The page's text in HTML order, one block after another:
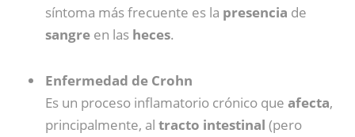
síntoma más frecuente es la presencia de
sangre en las heces.
Enfermedad de Crohn
Es un proceso inflamatorio crónico que afecta,
principalmente, al tracto intestinal (pero